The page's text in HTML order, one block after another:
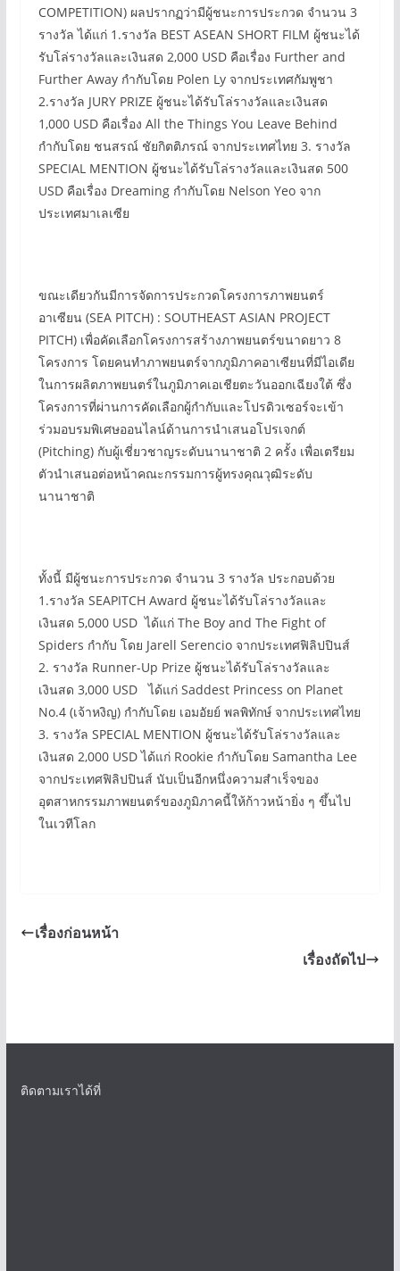
COMPETITION) ผลปรากฏว่ามีผู้ชนะการประกวด จำนวน 3
รางวัล ได้แก่ 1.รางวัล BEST ASEAN SHORT FILM ผู้ชนะได้
รับโล่รางวัลและเงินสด 2,000 USD คือเรื่อง Further and
Further Away กำกับโดย Polen Ly จากประเทศกัมพูชา
2.รางวัล JURY PRIZE ผู้ชนะได้รับโล่รางวัลและเงินสด
1,000 USD คือเรื่อง All the Things You Leave Behind
กำกับโดย ชนสรณ์ ชัยกิตติภรณ์ จากประเทศไทย 3. รางวัล
SPECIAL MENTION ผู้ชนะได้รับโล่รางวัลและเงินสด 500
USD คือเรื่อง Dreaming กำกับโดย Nelson Yeo จาก
ประเทศมาเลเซีย
ขณะเดียวกันมีการจัดการประกวดโครงการภาพยนตร์
อาเซียน (SEA PITCH) : SOUTHEAST ASIAN PROJECT
PITCH) เพื่อคัดเลือกโครงการสร้างภาพยนตร์ขนาดยาว 8
โครงการ โดยคนทำภาพยนตร์จากภูมิภาคอาเซียนที่มีไอเดีย
ในการผลิตภาพยนตร์ในภูมิภาคเอเชียตะวันออกเฉียงใต้ ซึ่ง
โครงการที่ผ่านการคัดเลือกผู้กำกับและโปรดิวเซอร์จะเข้า
ร่วมอบรมพิเศษออนไลน์ด้านการนำเสนอโปรเจกต์
(Pitching) กับผู้เชี่ยวชาญระดับนานาชาติ 2 ครั้ง เพื่อเตรียม
ตัวนำเสนอต่อหน้าคณะกรรมการผู้ทรงคุณวุฒิระดับ
นานาชาติ
ทั้งนี้ มีผู้ชนะการประกวด จำนวน 3 รางวัล ประกอบด้วย
1.รางวัล SEAPITCH Award ผู้ชนะได้รับโล่รางวัลและ
เงินสด 5,000 USD ได้แก่ The Boy and The Fight of
Spiders กำกับ โดย Jarell Serencio จากประเทศฟิลิปปินส์
2. รางวัล Runner-Up Prize ผู้ชนะได้รับโล่รางวัลและ
เงินสด 3,000 USD ได้แก่ Saddest Princess on Planet
No.4 (เจ้าหงิญ) กำกับโดย เอมอัยย์ พลพิทักษ์ จากประเทศไทย
3. รางวัล SPECIAL MENTION ผู้ชนะได้รับโล่รางวัลและ
เงินสด 2,000 USD ได้แก่ Rookie กำกับโดย Samantha Lee
จากประเทศฟิลิปปินส์ นับเป็นอีกหนึ่งความสำเร็จของ
อุตสาหกรรมภาพยนตร์ของภูมิภาคนี้ให้ก้าวหน้ายิ่ง ๆ ขึ้นไป
ในเวทีโลก
เรื่องก่อนหน้า
เรื่องถัดไป
ติดตามเราได้ที่